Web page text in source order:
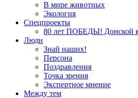
В мире животных
Экология
Спецпроекты
80 лет ПОБЕДЫ! Донской
Люди
Знай наших!
Персона
Поздравления
Точка зрения
Экспертное мнение
Между тем